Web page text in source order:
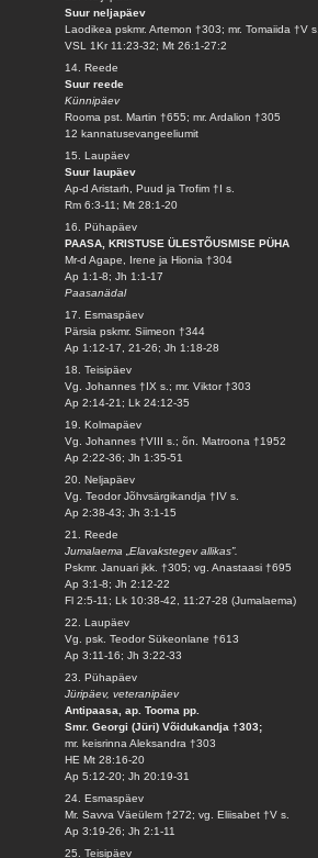
Suur neljapäev
Laodikea pskmr. Artemon †303; mr. Tomaiida †V s.
VSL 1Kr 11:23-32; Mt 26:1-27:2
14. Reede
Suur reede
Künnipäev
Rooma pst. Martin †655; mr. Ardalion †305
12 kannatusevangeeliumit
15. Laupäev
Suur laupäev
Ap-d Aristarh, Puud ja Trofim †I s.
Rm 6:3-11; Mt 28:1-20
16. Pühapäev
PAASA, KRISTUSE ÜLESTÕUSMISE PÜHA
Mr-d Agape, Irene ja Hionia †304
Ap 1:1-8; Jh 1:1-17
Paasanädal
17. Esmaspäev
Pärsia pskmr. Siimeon †344
Ap 1:12-17, 21-26; Jh 1:18-28
18. Teisipäev
Vg. Johannes †IX s.; mr. Viktor †303
Ap 2:14-21; Lk 24:12-35
19. Kolmapäev
Vg. Johannes †VIII s.; õn. Matroona †1952
Ap 2:22-36; Jh 1:35-51
20. Neljapäev
Vg. Teodor Jõhvsärgikandja †IV s.
Ap 2:38-43; Jh 3:1-15
21. Reede
Jumalaema „Elavakstegev allikas”.
Pskmr. Januari jkk. †305; vg. Anastaasi †695
Ap 3:1-8; Jh 2:12-22
Fl 2:5-11; Lk 10:38-42, 11:27-28 (Jumalaema)
22. Laupäev
Vg. psk. Teodor Sükeonlane †613
Ap 3:11-16; Jh 3:22-33
23. Pühapäev
Jüripäev, veteranipäev
Antipaasa, ap. Tooma pp.
Smr. Georgi (Jüri) Võidukandja †303;
mr. keisrinna Aleksandra †303
HE Mt 28:16-20
Ap 5:12-20; Jh 20:19-31
24. Esmaspäev
Mr. Savva Väeülem †272; vg. Eliisabet †V s.
Ap 3:19-26; Jh 2:1-11
25. Teisipäev